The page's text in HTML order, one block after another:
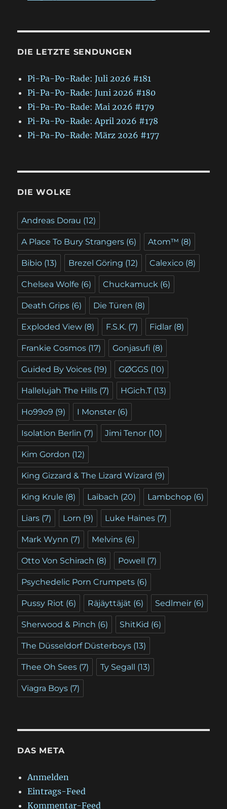
DIE LETZTE SENDUNGEN
Pi-Pa-Po-Rade: Juli 2026 #181
Pi-Pa-Po-Rade: Juni 2026 #180
Pi-Pa-Po-Rade: Mai 2026 #179
Pi-Pa-Po-Rade: April 2026 #178
Pi-Pa-Po-Rade: März 2026 #177
DIE WOLKE
Andreas Dorau (12)
A Place To Bury Strangers (6) Atom™ (8)
Bibio (13) Brezel Göring (12) Calexico (8)
Chelsea Wolfe (6) Chuckamuck (6)
Death Grips (6) Die Türen (8)
Exploded View (8) F.S.K. (7) Fidlar (8)
Frankie Cosmos (17) Gonjasufi (8)
Guided By Voices (19) GØGGS (10)
Hallelujah The Hills (7) HGich.T (13)
Ho99o9 (9) I Monster (6)
Isolation Berlin (7) Jimi Tenor (10)
Kim Gordon (12)
King Gizzard & The Lizard Wizard (9)
King Krule (8) Laibach (20) Lambchop (6)
Liars (7) Lorn (9) Luke Haines (7)
Mark Wynn (7) Melvins (6)
Otto Von Schirach (8) Powell (7)
Psychedelic Porn Crumpets (6)
Pussy Riot (6) Räjäyttäjät (6) Sedlmeir (6)
Sherwood & Pinch (6) ShitKid (6)
The Düsseldorf Düsterboys (13)
Thee Oh Sees (7) Ty Segall (13)
Viagra Boys (7)
DAS META
Anmelden
Eintrags-Feed
Kommentar-Feed